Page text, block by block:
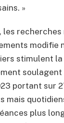
»
les
stimulent la
soulagent
portant sur
mais
plus